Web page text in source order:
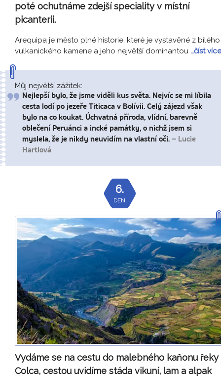
poté ochutnáme zdejší speciality v místní
picanterii.
Arequipa je město plné historie, které je vystavěné z bílého
vulkanického kamene a jeho největší dominantou …číst více
Můj největší zážitek:
Nejlepší bylo, že jsme viděli kus světa. Nejvíc se mi líbila
cesta lodí po jezeře Titicaca v Bolívii. Celý zájezd však
bylo na co koukat. Úchvatná příroda, vlídní, barevně
oblečení Peruánci a incké památky, o nichž jsem si
myslela, že je nikdy neuvidím na vlastní oči. – Lucie
Hartlová
6.
DEN
Vydáme se na cestu do malebného kaňonu řeky
Colca, cestou uvidíme stáda vikuní, lam a alpak